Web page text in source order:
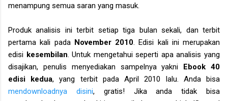
menampung semua saran yang masuk.
Produk analisis ini terbit setiap tiga bulan sekali, dan terbit
pertama kali pada November 2010 . Edisi kali ini merupakan
edisi kesembilan . Untuk mengetahui seperti apa analisis yang
disajikan, penulis menyediakan sampelnya yakni Ebook 40
edisi kedua, yang terbit pada April 2010 lalu. Anda bisa
mendownloadnya disini, gratis! Jika anda tidak bisa